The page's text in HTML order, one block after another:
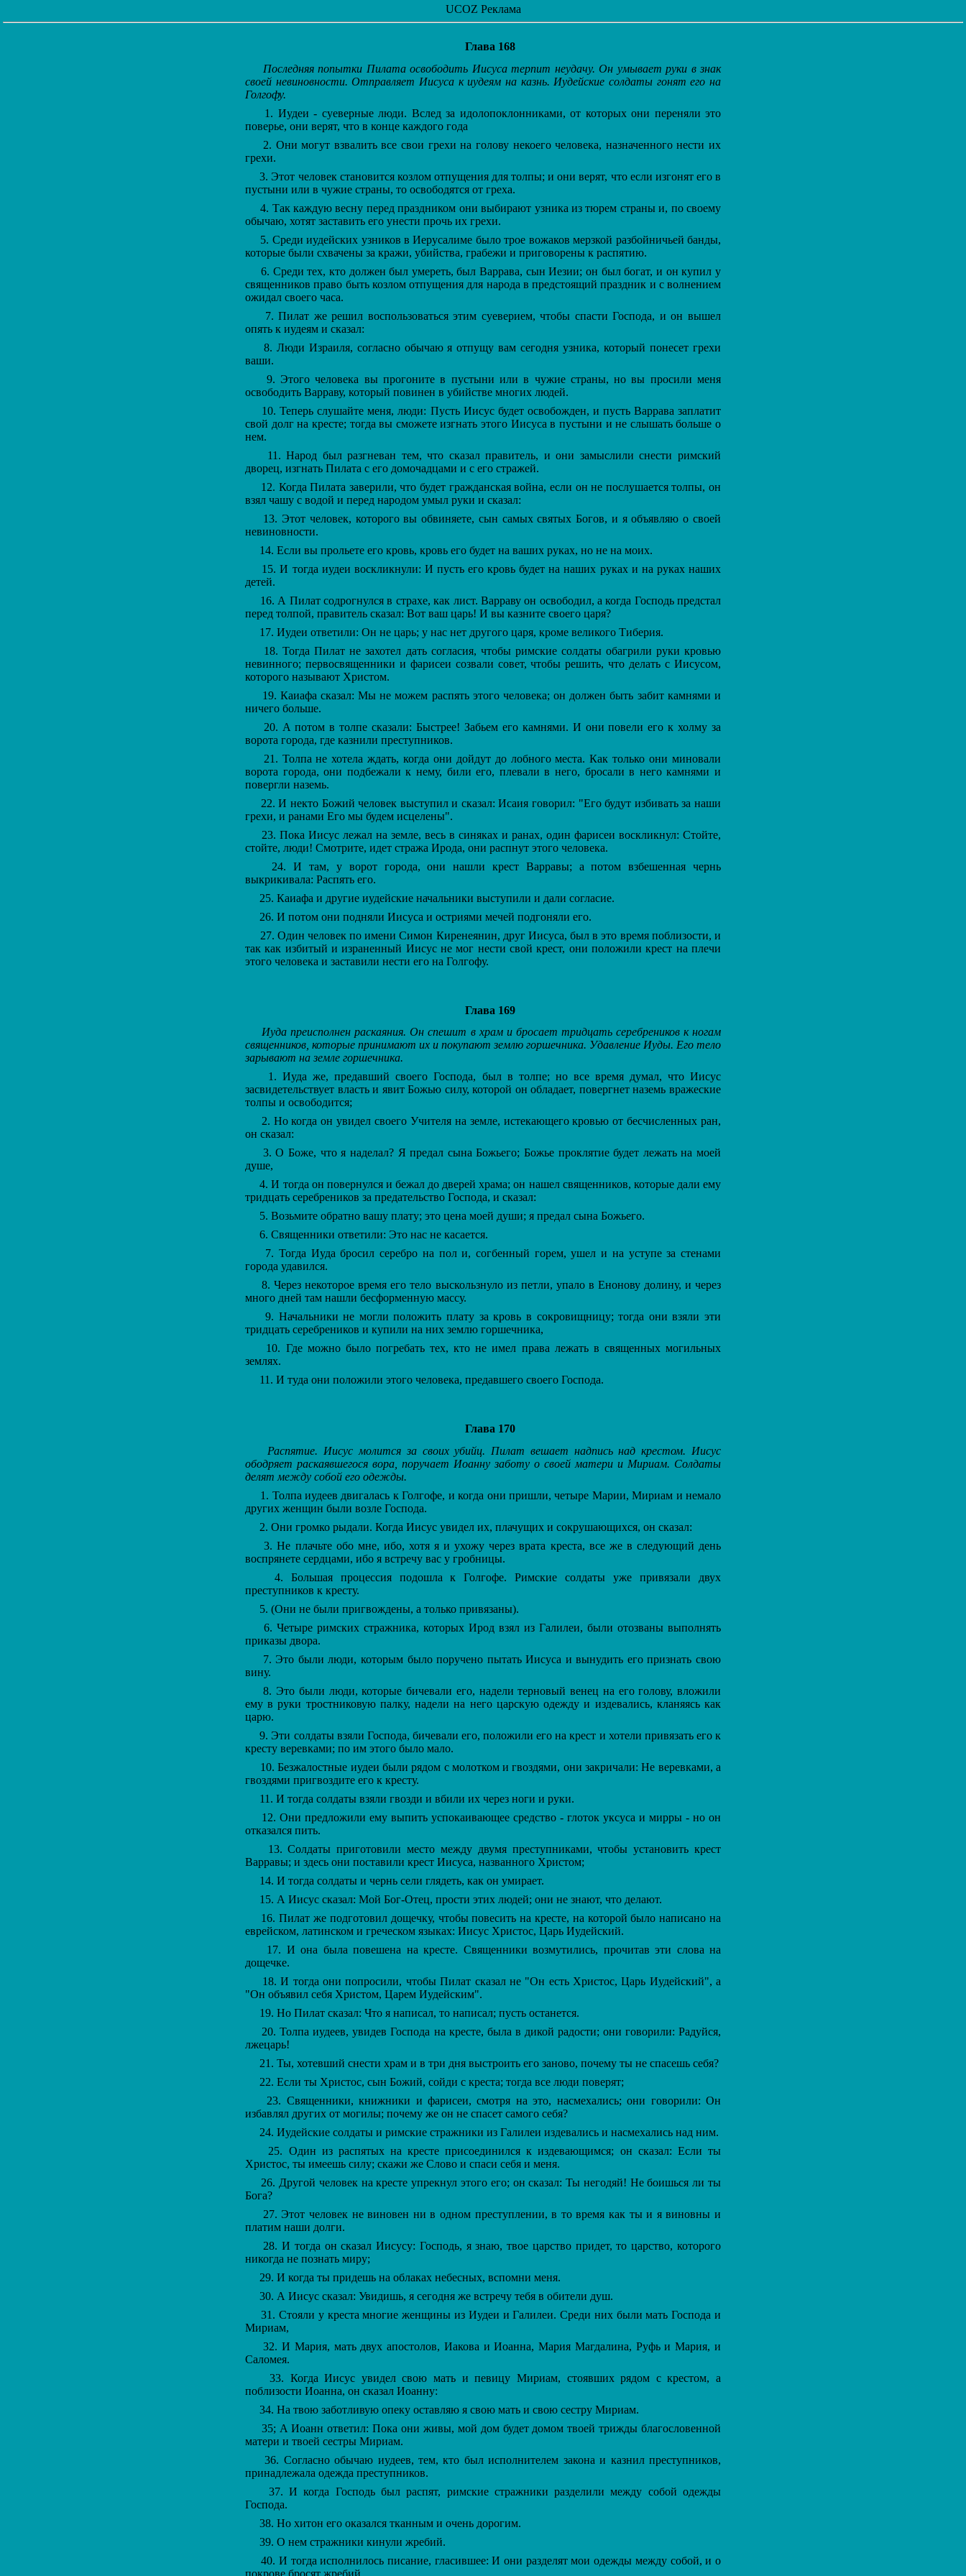
UCOZ Реклама
Глава 168
Последняя попытки Пилата освободить Иисуса терпит неудачу. Он умывает руки в знак
своей невиновности. Отправляет Иисуса к иудеям на казнь. Иудейские солдаты гонят его на
Голгофу.
1. Иудеи - суеверные люди. Вслед за идолопоклонниками, от которых они переняли это
поверье, они верят, что в конце каждого года
2. Они могут взвалить все свои грехи на голову некоего человека, назначенного нести их
грехи.
3. Этот человек становится козлом отпущения для толпы; и они верят, что если изгонят его в
пустыни или в чужие страны, то освободятся от греха.
4. Так каждую весну перед праздником они выбирают узника из тюрем страны и, по своему
обычаю, хотят заставить его унести прочь их грехи.
5. Среди иудейских узников в Иерусалиме было трое вожаков мерзкой разбойничьей банды,
которые были схвачены за кражи, убийства, грабежи и приговорены к распятию.
6. Среди тех, кто должен был умереть, был Варрава, сын Иезии; он был богат, и он купил у
священников право быть козлом отпущения для народа в предстоящий праздник и с волнением
ожидал своего часа.
7. Пилат же решил воспользоваться этим суеверием, чтобы спасти Господа, и он вышел
опять к иудеям и сказал:
8. Люди Израиля, согласно обычаю я отпущу вам сегодня узника, который понесет грехи
ваши.
9. Этого человека вы прогоните в пустыни или в чужие страны, но вы просили меня
освободить Варраву, который повинен в убийстве многих людей.
10. Теперь слушайте меня, люди: Пусть Иисус будет освобожден, и пусть Варрава заплатит
свой долг на кресте; тогда вы сможете изгнать этого Иисуса в пустыни и не слышать больше о
нем.
11. Народ был разгневан тем, что сказал правитель, и они замыслили снести римский
дворец, изгнать Пилата с его домочадцами и с его стражей.
12. Когда Пилата заверили, что будет гражданская война, если он не послушается толпы, он
взял чашу с водой и перед народом умыл руки и сказал:
13. Этот человек, которого вы обвиняете, сын самых святых Богов, и я объявляю о своей
невиновности.
14. Если вы прольете его кровь, кровь его будет на ваших руках, но не на моих.
15. И тогда иудеи воскликнули: И пусть его кровь будет на наших руках и на руках наших
детей.
16. А Пилат содрогнулся в страхе, как лист. Варраву он освободил, а когда Господь предстал
перед толпой, правитель сказал: Вот ваш царь! И вы казните своего царя?
17. Иудеи ответили: Он не царь; у нас нет другого царя, кроме великого Тиберия.
18. Тогда Пилат не захотел дать согласия, чтобы римские солдаты обагрили руки кровью
невинного; первосвященники и фарисеи созвали совет, чтобы решить, что делать с Иисусом,
которого называют Христом.
19. Каиафа сказал: Мы не можем распять этого человека; он должен быть забит камнями и
ничего больше.
20. А потом в толпе сказали: Быстрее! Забьем его камнями. И они повели его к холму за
ворота города, где казнили преступников.
21. Толпа не хотела ждать, когда они дойдут до лобного места. Как только они миновали
ворота города, они подбежали к нему, били его, плевали в него, бросали в него камнями и
повергли наземь.
22. И некто Божий человек выступил и сказал: Исаия говорил: "Его будут избивать за наши
грехи, и ранами Его мы будем исцелены".
23. Пока Иисус лежал на земле, весь в синяках и ранах, один фарисеи воскликнул: Стойте,
стойте, люди! Смотрите, идет стража Ирода, они распнут этого человека.
24. И там, у ворот города, они нашли крест Варравы; а потом взбешенная чернь
выкрикивала: Распять его.
25. Каиафа и другие иудейские начальники выступили и дали согласие.
26. И потом они подняли Иисуса и остриями мечей подгоняли его.
27. Один человек по имени Симон Киренеянин, друг Иисуса, был в это время поблизости, и
так как избитый и израненный Иисус не мог нести свой крест, они положили крест на плечи
этого человека и заставили нести его на Голгофу.
Глава 169
Иуда преисполнен раскаяния. Он спешит в храм и бросает тридцать серебреников к ногам
священников, которые принимают их и покупают землю горшечника. Удавление Иуды. Его тело
зарывают на земле горшечника.
1. Иуда же, предавший своего Господа, был в толпе; но все время думал, что Иисус
засвидетельствует власть и явит Божью силу, которой он обладает, повергнет наземь вражеские
толпы и освободится;
2. Но когда он увидел своего Учителя на земле, истекающего кровью от бесчисленных ран,
он сказал:
3. О Боже, что я наделал? Я предал сына Божьего; Божье проклятие будет лежать на моей
душе,
4. И тогда он повернулся и бежал до дверей храма; он нашел священников, которые дали ему
тридцать серебреников за предательство Господа, и сказал:
5. Возьмите обратно вашу плату; это цена моей души; я предал сына Божьего.
6. Священники ответили: Это нас не касается.
7. Тогда Иуда бросил серебро на пол и, согбенный горем, ушел и на уступе за стенами
города удавился.
8. Через некоторое время его тело выскользнуло из петли, упало в Енонову долину, и через
много дней там нашли бесформенную массу.
9. Начальники не могли положить плату за кровь в сокровищницу; тогда они взяли эти
тридцать серебреников и купили на них землю горшечника,
10. Где можно было погребать тех, кто не имел права лежать в священных могильных
землях.
11. И туда они положили этого человека, предавшего своего Господа.
Глава 170
Распятие. Иисус молится за своих убийц. Пилат вешает надпись над крестом. Иисус
ободряет раскаявшегося вора, поручает Иоанну заботу о своей матери и Мириам. Солдаты
делят между собой его одежды.
1. Толпа иудеев двигалась к Голгофе, и когда они пришли, четыре Марии, Мириам и немало
других женщин были возле Господа.
2. Они громко рыдали. Когда Иисус увидел их, плачущих и сокрушающихся, он сказал:
3. Не плачьте обо мне, ибо, хотя я и ухожу через врата креста, все же в следующий день
воспрянете сердцами, ибо я встречу вас у гробницы.
4. Большая процессия подошла к Голгофе. Римские солдаты уже привязали двух
преступников к кресту.
5. (Они не были пригвождены, а только привязаны).
6. Четыре римских стражника, которых Ирод взял из Галилеи, были отозваны выполнять
приказы двора.
7. Это были люди, которым было поручено пытать Иисуса и вынудить его признать свою
вину.
8. Это были люди, которые бичевали его, надели терновый венец на его голову, вложили
ему в руки тростниковую палку, надели на него царскую одежду и издевались, кланяясь как
царю.
9. Эти солдаты взяли Господа, бичевали его, положили его на крест и хотели привязать его к
кресту веревками; по им этого было мало.
10. Безжалостные иудеи были рядом с молотком и гвоздями, они закричали: Не веревками, а
гвоздями пригвоздите его к кресту.
11. И тогда солдаты взяли гвозди и вбили их через ноги и руки.
12. Они предложили ему выпить успокаивающее средство - глоток уксуса и мирры - но он
отказался пить.
13. Солдаты приготовили место между двумя преступниками, чтобы установить крест
Варравы; и здесь они поставили крест Иисуса, названного Христом;
14. И тогда солдаты и чернь сели глядеть, как он умирает.
15. А Иисус сказал: Мой Бог-Отец, прости этих людей; они не знают, что делают.
16. Пилат же подготовил дощечку, чтобы повесить на кресте, на которой было написано на
еврейском, латинском и греческом языках: Иисус Христос, Царь Иудейский.
17. И она была повешена на кресте. Священники возмутились, прочитав эти слова на
дощечке.
18. И тогда они попросили, чтобы Пилат сказал не "Он есть Христос, Царь Иудейский", а
"Он объявил себя Христом, Царем Иудейским".
19. Но Пилат сказал: Что я написал, то написал; пусть останется.
20. Толпа иудеев, увидев Господа на кресте, была в дикой радости; они говорили: Радуйся,
лжецарь!
21. Ты, хотевший снести храм и в три дня выстроить его заново, почему ты не спасешь себя?
22. Если ты Христос, сын Божий, сойди с креста; тогда все люди поверят;
23. Священники, книжники и фарисеи, смотря на это, насмехались; они говорили: Он
избавлял других от могилы; почему же он не спасет самого себя?
24. Иудейские солдаты и римские стражники из Галилеи издевались и насмехались над ним.
25. Один из распятых на кресте присоединился к издевающимся; он сказал: Если ты
Христос, ты имеешь силу; скажи же Слово и спаси себя и меня.
26. Другой человек на кресте упрекнул этого его; он сказал: Ты негодяй! Не боишься ли ты
Бога?
27. Этот человек не виновен ни в одном преступлении, в то время как ты и я виновны и
платим наши долги.
28. И тогда он сказал Иисусу: Господь, я знаю, твое царство придет, то царство, которого
никогда не познать миру;
29. И когда ты придешь на облаках небесных, вспомни меня.
30. А Иисус сказал: Увидишь, я сегодня же встречу тебя в обители душ.
31. Стояли у креста многие женщины из Иудеи и Галилеи. Среди них были мать Господа и
Мириам,
32. И Мария, мать двух апостолов, Иакова и Иоанна, Мария Магдалина, Руфь и Мария, и
Саломея.
33. Когда Иисус увидел свою мать и певицу Мириам, стоявших рядом с крестом, а
поблизости Иоанна, он сказал Иоанну:
34. На твою заботливую опеку оставляю я свою мать и свою сестру Мириам.
35; А Иоанн ответил: Пока они живы, мой дом будет домом твоей трижды благословенной
матери и твоей сестры Мириам.
36. Согласно обычаю иудеев, тем, кто был исполнителем закона и казнил преступников,
принадлежала одежда преступников.
37. И когда Господь был распят, римские стражники разделили между собой одежды
Господа.
38. Но хитон его оказался тканным и очень дорогим.
39. О нем стражники кинули жребий.
40. И тогда исполнилось писание, гласившее: И они разделят мои одежды между собой, и о